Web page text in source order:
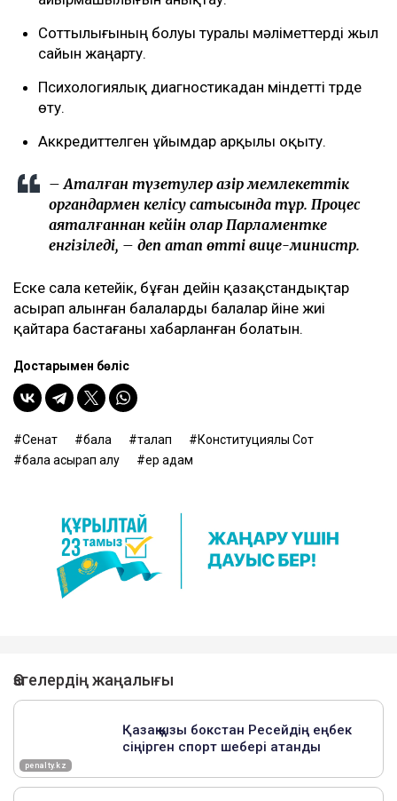
Соттылығының болуы туралы мәліметтерді жыл
сайын жаңарту.
Психологиялық диагностикадан міндетті түрде
өту.
Аккредиттелген ұйымдар арқылы оқыту.
– Аталған түзетулер қазір мемлекеттік
органдармен келісу сатысында тұр. Процес
аяқталғаннан кейін олар Парламентке
енгізіледі, – деп атап өтті вице-министр.
Еске сала кетейік, бұған дейін қазақстандықтар
асырап алынған балаларды балалар үйіне жиі
қайтара бастағаны хабарланған болатын.
Достарыңмен бөліс
Сенат бала талап
Конституциялық Сот
бала асырап алу
ер адам